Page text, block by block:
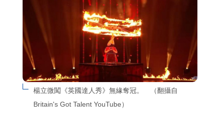
楊立微闖《英國達人秀》無緣奪冠。　（翻攝自
Britain's Got Talent YouTube）